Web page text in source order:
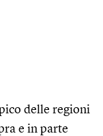
delle regioni
e in parte